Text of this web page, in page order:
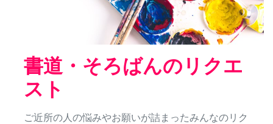
書道・そろばんのリクエ
スト
ご近所の人の悩みやお願いが詰まったみんなのリク